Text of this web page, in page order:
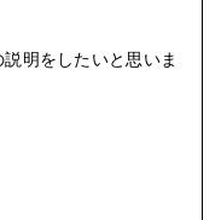
明をしたいと思いま